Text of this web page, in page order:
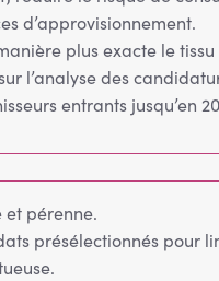
d’approvisionnement.
plus exacte le
l’analyse des
entrants jusqu’en
et pérenne.
présélectionnés pour